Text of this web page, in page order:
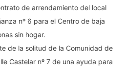
de arrendamiento del local
nº 6 para el Centro de baja
sin hogar.
de la solitud de la Comunidad de
Castelar nº 7 de una ayuda para